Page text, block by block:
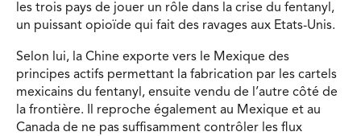
les trois pays de jouer un rôle dans la crise du fentanyl,
un puissant opioïde qui fait des ravages aux Etats-Unis.
Selon lui, la Chine exporte vers le Mexique des
principes actifs permettant la fabrication par les cartels
mexicains du fentanyl, ensuite vendu de l’autre côté de
la frontière. Il reproche également au Mexique et au
Canada de ne pas suffisamment contrôler les flux